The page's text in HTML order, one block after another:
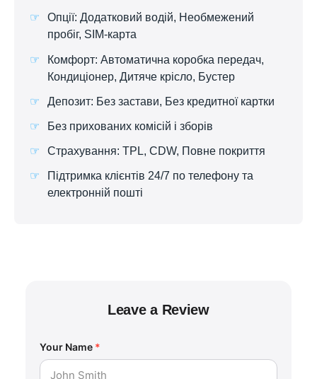
Опції: Додатковий водій, Необмежений
пробіг, SIM-карта
Комфорт: Автоматична коробка передач,
Кондиціонер, Дитяче крісло, Бустер
Депозит: Без застави, Без кредитної картки
Без прихованих комісій і зборів
Страхування: TPL, CDW, Повне покриття
Підтримка клієнтів 24/7 по телефону та
електронній пошті
Leave a Review
Your Name *